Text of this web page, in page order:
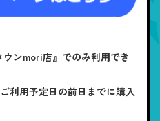
ンmori店』でのみ利用でき
利用予定日の前日までに購入